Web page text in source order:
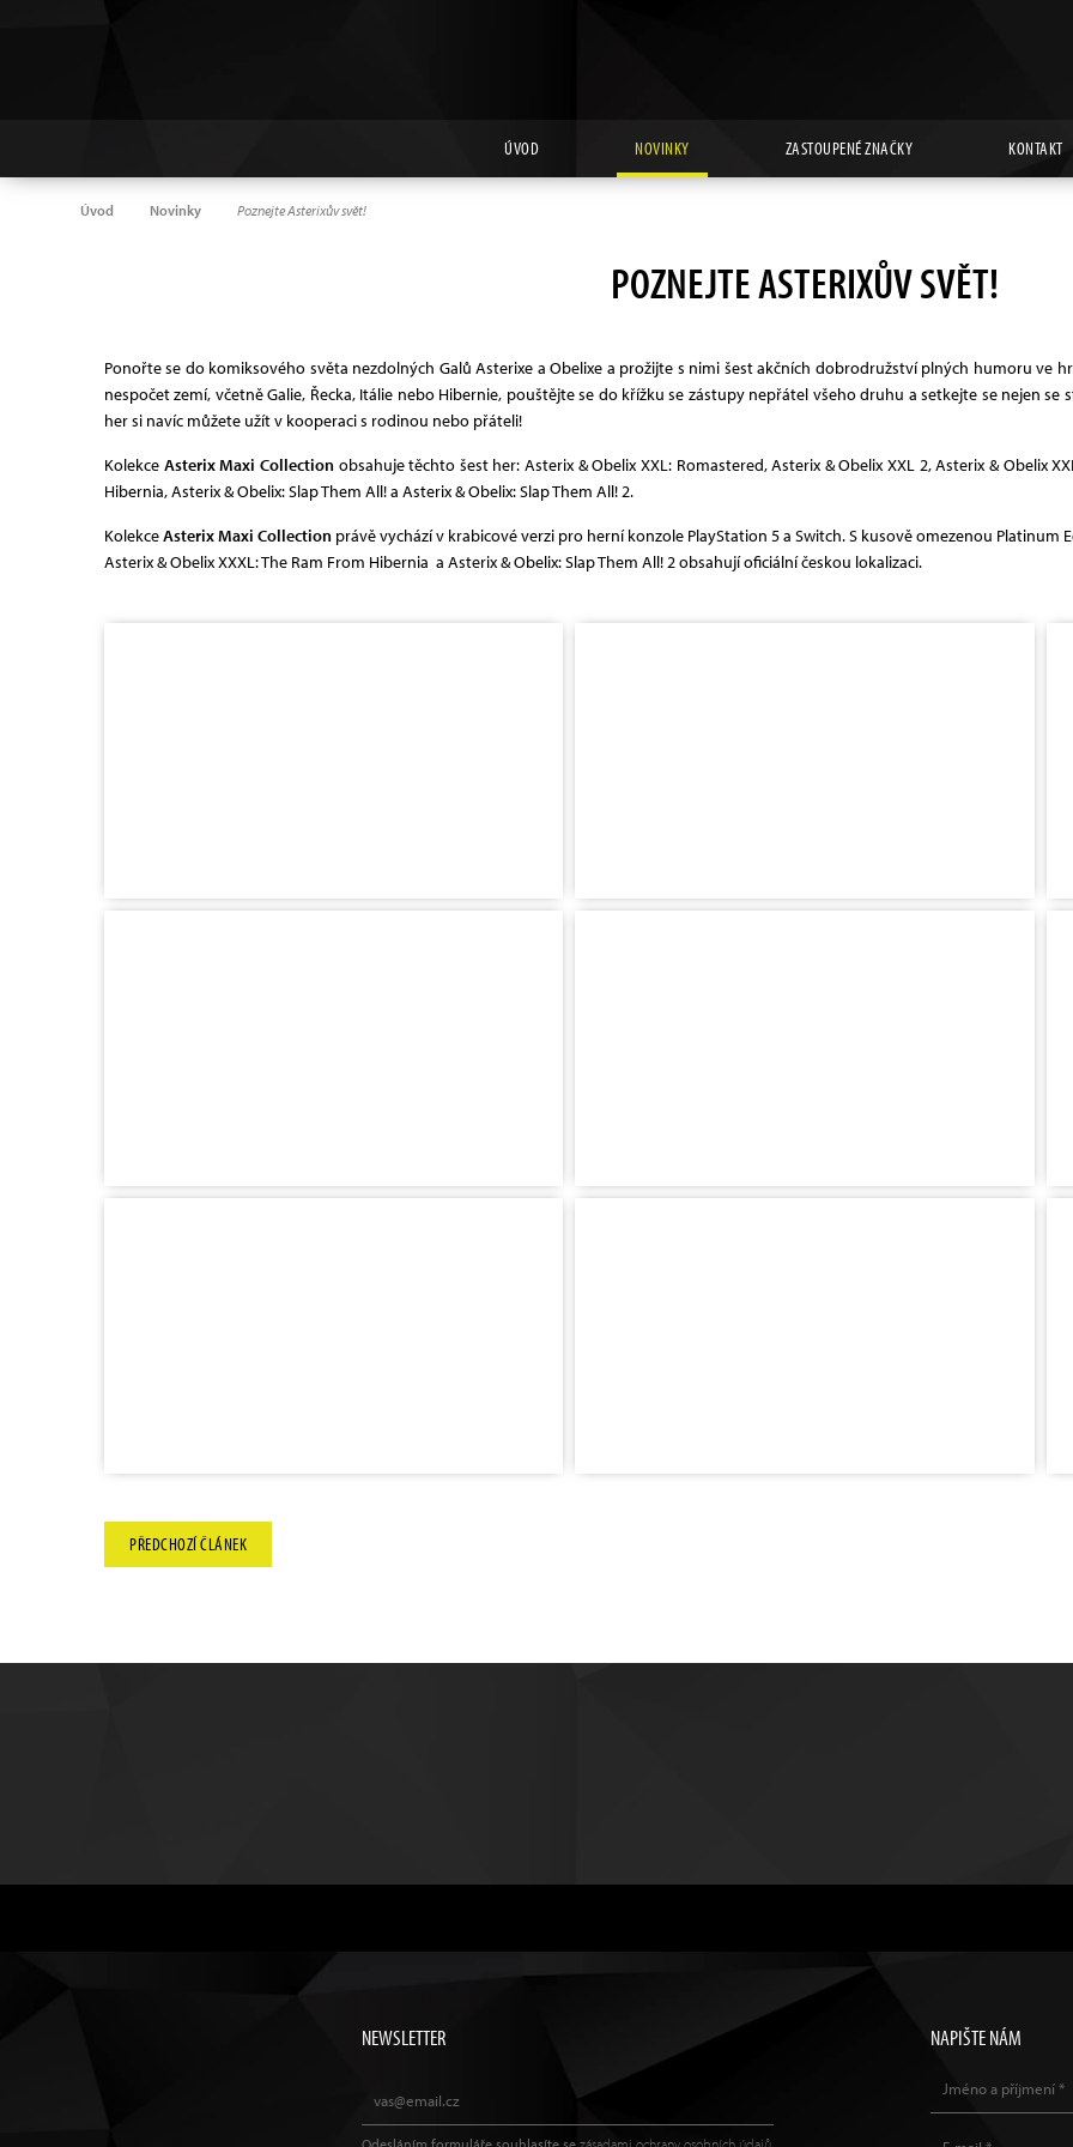
ÚVOD NOVINKY ZASTOUPENÉ ZNAČKY KONTAKT
Úvod Novinky Poznejte Asterixův svět!
POZNEJTE ASTERIXŮV SVĚT!
Ponořte se do komiksového světa nezdolných Galů Asterixe a Obelixe a prožijte s nimi šest akčních dobrodružství plných humoru ve
nespočet zemí, včetně Galie, Řecka, Itálie nebo Hibernie, pouštějte se do křížku se zástupy nepřátel všeho druhu a setkejte se nejen
her si navíc můžete užít v kooperaci s rodinou nebo přáteli!
Kolekce Asterix Maxi Collectionobsahuje těchto šest her: Asterix & Obelix XXL: Romastered, Asterix & Obelix XXL 2, Asterix & Obelix
Hibernia, Asterix & Obelix: Slap Them All! a Asterix & Obelix: Slap Them All! 2.
KolekceAsterix Maxi Collection právě vychází v krabicové verzi pro herní konzole PlayStation 5 a Switch. S kusově omezenou Platinum
Asterix & Obelix XXXL: The Ram From Hibernia a Asterix & Obelix: Slap Them All! 2 obsahují oficiální českou lokalizaci.
PŘEDCHOZÍČLÁNEK
NEWSLETTER NAPIŠTE NÁM